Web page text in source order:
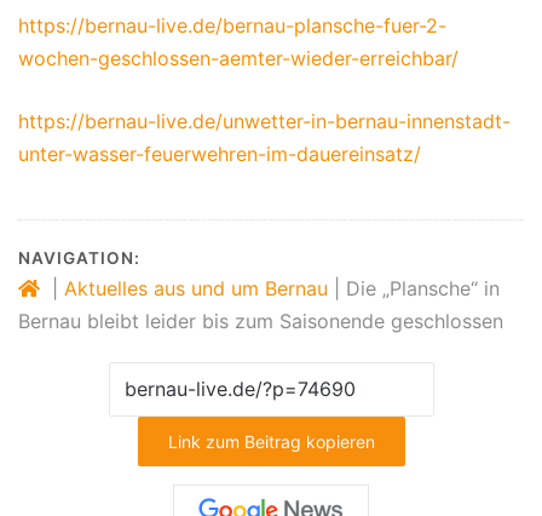
https://bernau-live.de/bernau-plansche-fuer-2-
wochen-geschlossen-aemter-wieder-erreichbar/
https://bernau-live.de/unwetter-in-bernau-innenstadt-
unter-wasser-feuerwehren-im-dauereinsatz/
NAVIGATION:
Aktuelles aus und um Bernau
Die „Plansche“ in
Bernau bleibt leider bis zum Saisonende geschlossen
Link zum Beitrag kopieren